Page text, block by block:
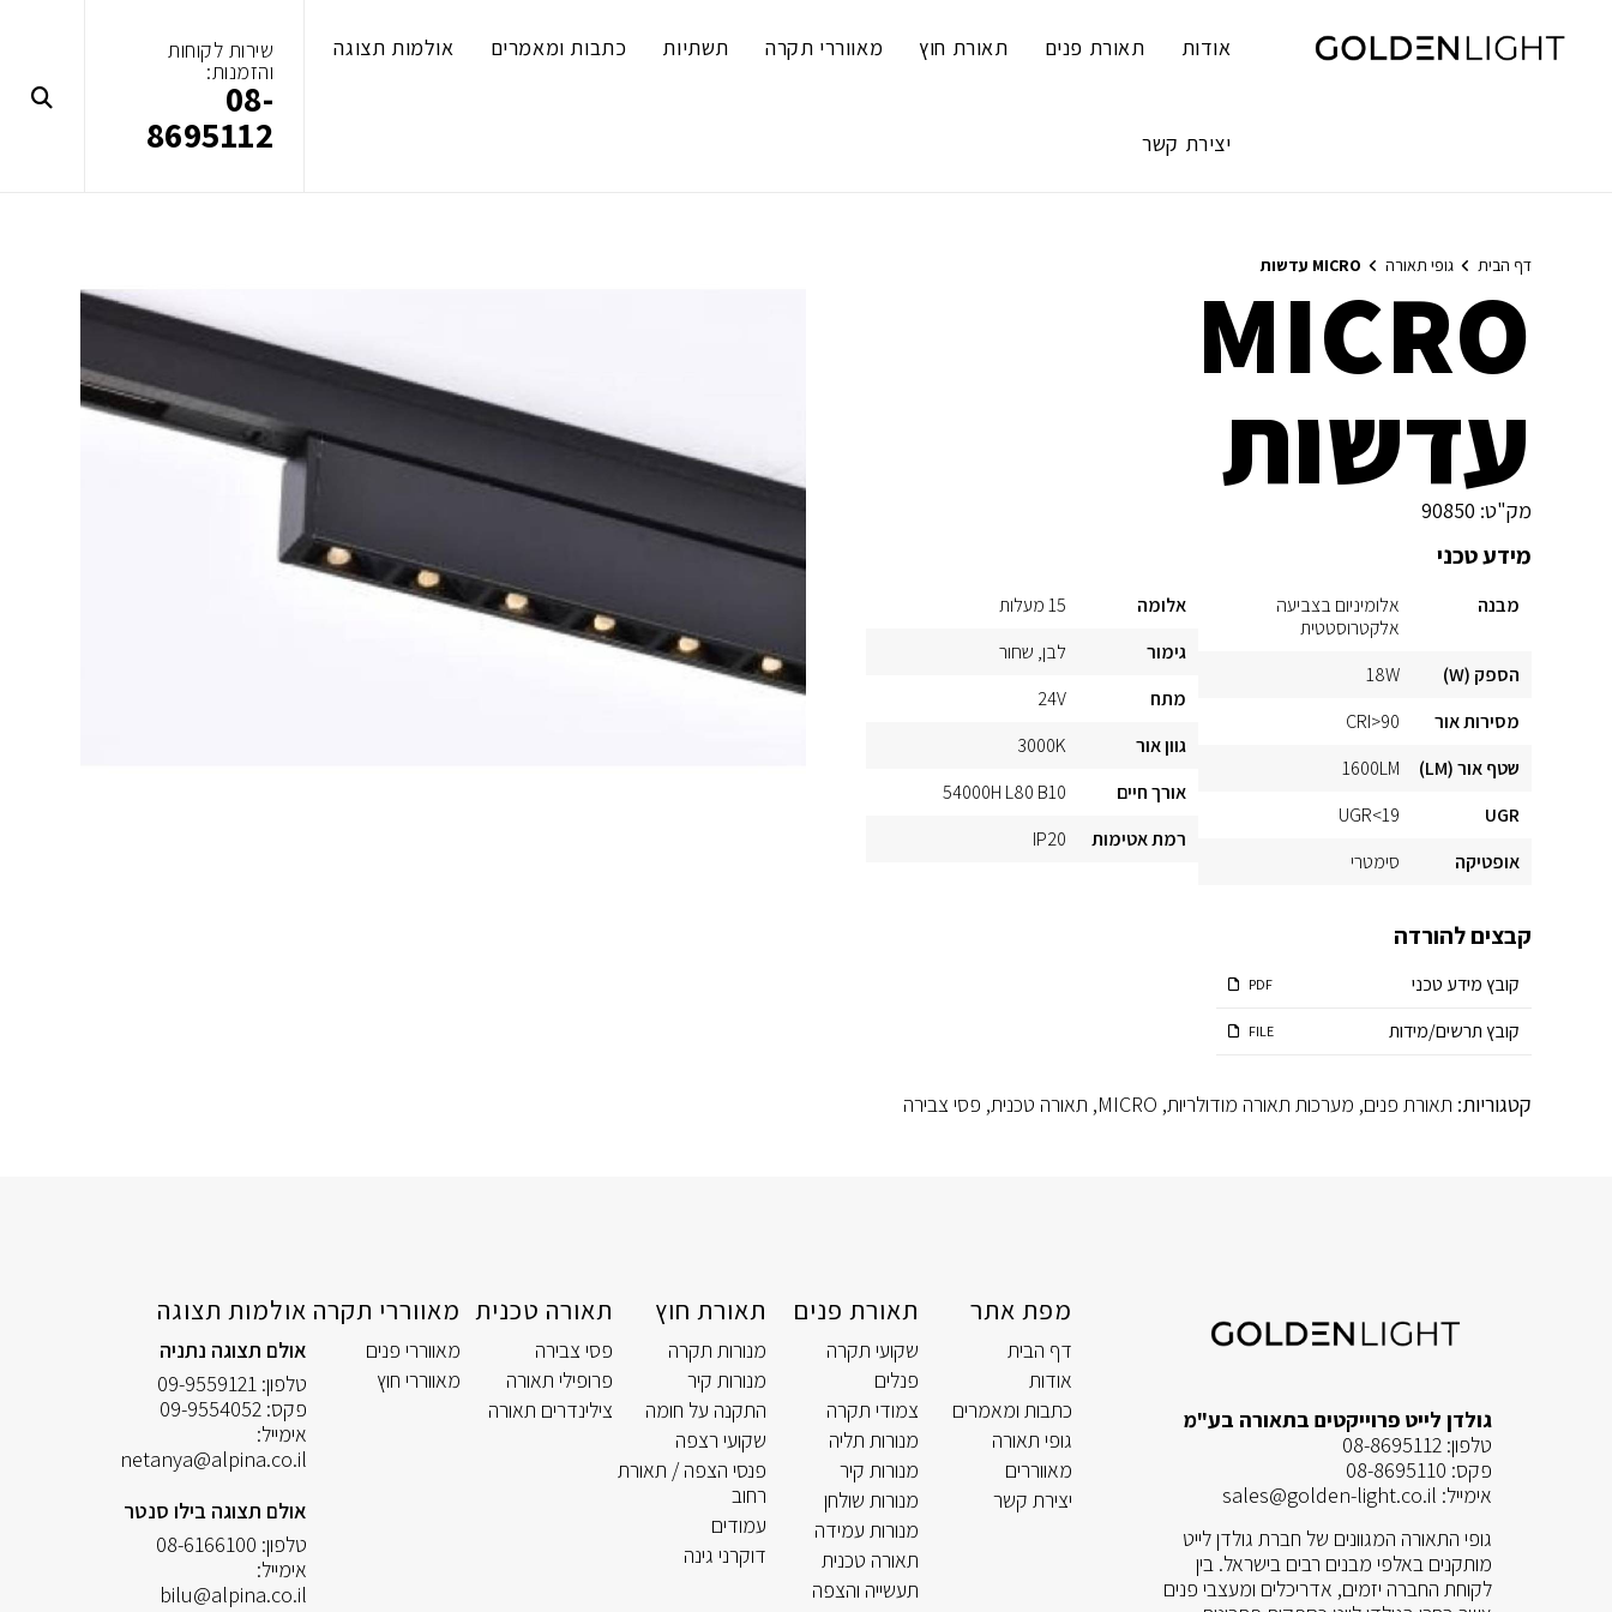
content
אודות תאורת פנים תאורת חוץ מאווררי תקרה תשתיות כתבות ומאמרים אולמות תצוגה
יצירת קשר
שירות לקוחות
והזמנות:
08-
8695112
דף הבית גופי תאורה MICRO עדשות
MICRO
עדשות
מק"ט: 90850
מידע טכני
מבנה
אלומיניום בצביעה
אלקטרוסטטית
הספק (W)
18W
מסירות אור
CRI>90
שטף אור (LM)
1600LM
UGR
UGR<19
אופטיקה
סימטרי
אלומה
15 מעלות
גימור
לבן שחור
מתח
24V
גוון אור
3000K
אורך חיים
54000H L80 B10
רמת אטימות
IP20
קבצים להורדה
קובץ מידע טכני PDF
קובץ תרשים/מידות FILE
קטגוריות: תאורת פנים, מערכות תאורה מודולריות,
MICRO
, תאורה טכנית, פסי צבירה
גולדן לייט פרוייקטים בתאורה בע"מ
טלפון: 08-8695112
פקס: 08-8695110
אימייל: sales@golden-light.co.il
גופי התאורה המגוונים של חברת גולדן לייט
מותקנים באלפי מבנים רבים בישראל. בין
לקוחת החברה יזמים, אדריכלים ומעצבי פנים
מפת אתר
דף הבית
אודות
כתבות ומאמרים
גופי תאורה
מאווררים
יצירת קשר
תאורת פנים
שקועי תקרה
פנלים
צמודי תקרה
מנורות תליה
מנורות קיר
מנורות שולחן
מנורות עמידה
תאורה טכנית
תעשייה והצפה
תאורת חוץ
מנורות תקרה
מנורות קיר
התקנה על חומה
שקועי רצפה
פנסי הצפה / תאורת
רחוב
עמודים
דוקרני גינה
תאורה טכנית
פסי צבירה
פרופילי תאורה
צילינדרים תאורה
מאווררי תקרה
מאווררי פנים
מאווררי חוץ
אולמות תצוגה
אולם תצוגה נתניה
טלפון: 09-9559121
פקס: 09-9554052
אימייל:
netanya@alpina.co.il
אולם תצוגה בילו סנטר
טלפון: 08-6166100
אימייל:
bilu@alpina.co.il